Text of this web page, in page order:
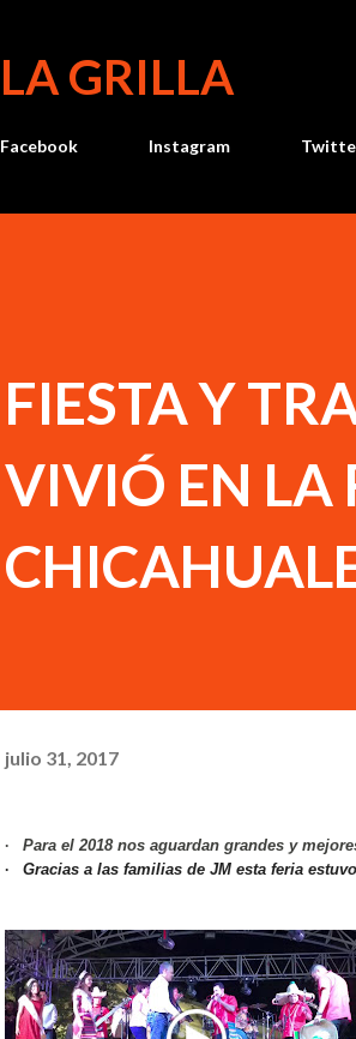
LA GRILLA
Facebook Instagram
FIESTA Y
VIVIÓ EN LA
julio 31, 2017
· Para el 2018 nos aguardan grandes y
· Gracias a las familias de JM esta feria